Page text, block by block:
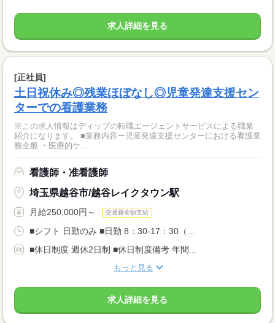
求人詳細を見る
[正社員]
土日祝休み◎残業ほぼなし◎児童発達支援セン
ターでの看護業務
※この求人情報はディップの転職エージェントサービスによる職業
紹介になります。 ■業務内容ー児童発達支援センターにおける看護業
務全般 ・医療的ケ...
看護師・准看護師
埼玉県越谷市/越谷レイクタウン駅
月給250,000円～ 交通費全額支給
■シフト 日勤のみ ■日勤 8：30-17：30（...
■休日制度 週休2日制 ■休日制度備考 年間...
もっと見る
求人詳細を見る